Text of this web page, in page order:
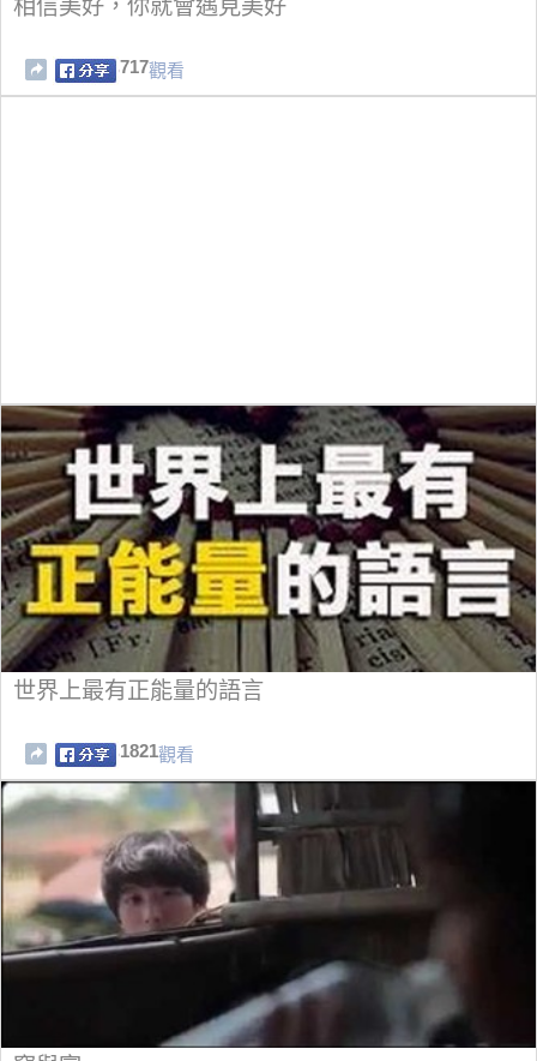
相信美好，你就會遇見美好
717觀看
世界上最有正能量的語言
1821觀看